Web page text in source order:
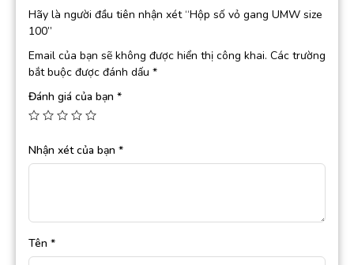
Hãy là người đầu tiên nhận xét “Hộp số vỏ gang UMW size
100”
Email của bạn sẽ không được hiển thị công khai. Các trường
bắt buộc được đánh dấu *
Đánh giá của bạn *
Nhận xét của bạn *
Tên *